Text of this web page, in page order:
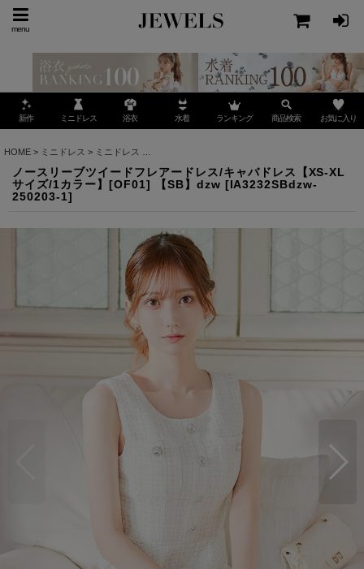
menu
新作 ミニドレス 浴衣 水着 ランキング 商品検索 お気に入り
HOME > ミニドレス > ミニドレス
ノースリーブツイードフレアードレス/キャバドレス【XS-XL
サイズ/1カラー】[OF01] 【SB】dzw [IA3232SBdzw-
250203-1]